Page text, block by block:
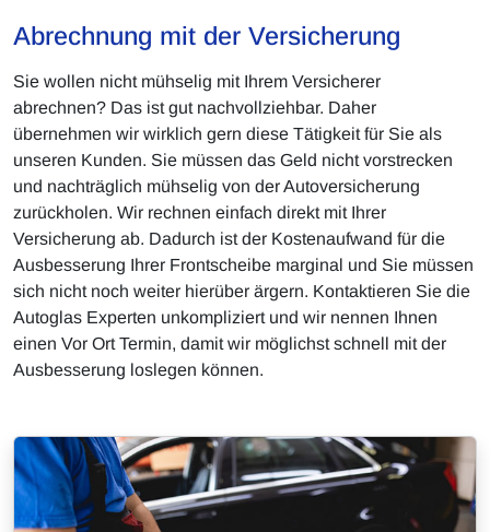
Abrechnung mit der Versicherung
Sie wollen nicht mühselig mit Ihrem Versicherer
abrechnen? Das ist gut nachvollziehbar. Daher
übernehmen wir wirklich gern diese Tätigkeit für Sie als
unseren Kunden. Sie müssen das Geld nicht vorstrecken
und nachträglich mühselig von der Autoversicherung
zurückholen. Wir rechnen einfach direkt mit Ihrer
Versicherung ab. Dadurch ist der Kostenaufwand für die
Ausbesserung Ihrer Frontscheibe marginal und Sie müssen
sich nicht noch weiter hierüber ärgern. Kontaktieren Sie die
Autoglas Experten unkompliziert und wir nennen Ihnen
einen Vor Ort Termin, damit wir möglichst schnell mit der
Ausbesserung loslegen können.